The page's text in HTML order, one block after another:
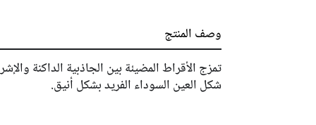
وصف المنتج
تمزج الأقراط المضيئة بين الجاذبية الداكنة
شكل العين السوداء الفريد بشكل أنيق.